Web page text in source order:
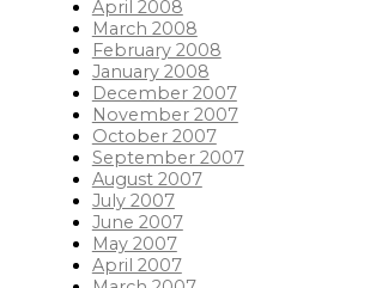
April 2008
March 2008
February 2008
January 2008
December 2007
November 2007
October 2007
September 2007
August 2007
July 2007
June 2007
May 2007
April 2007